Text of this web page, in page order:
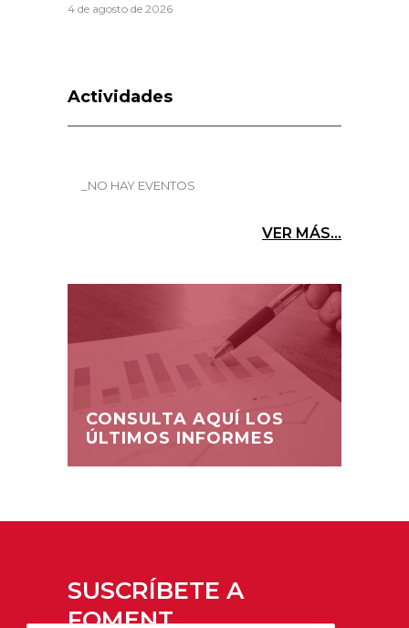
4 de agosto de 2026
Actividades
_NO HAY EVENTOS
VER MÁS...
CONSULTA AQUÍ LOS
ÚLTIMOS INFORMES
SUSCRÍBETE A
FOMENT